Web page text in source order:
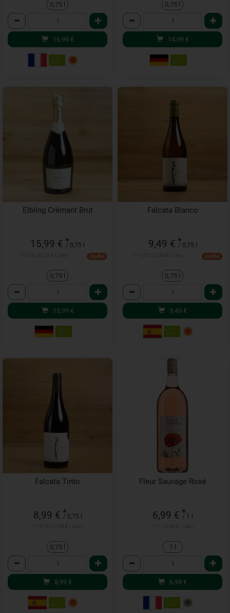
0,75 l
Anzahl
16,99 €
0,75 l
Anzahl
14,99 €
Elbling Crémant Brut
15,99 € *
/ 0,75 l
Staffel
0,75 l
Anzahl
15,99 €
Falcata Blanco
9,49 € *
/ 0,75 l
Staffel
0,75 l
Anzahl
9,49 €
Falcata Tinto
8,99 € *
/ 0,75 l
0,75 l
Anzahl
8,99 €
Fleur Sauvage Rosé
6,99 € *
/ 1 l
1 l
Anzahl
6,99 €